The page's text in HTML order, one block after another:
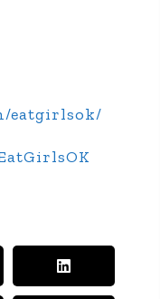
eatgirlsok/